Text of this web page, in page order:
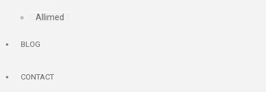
Allimed
BLOG
CONTACT